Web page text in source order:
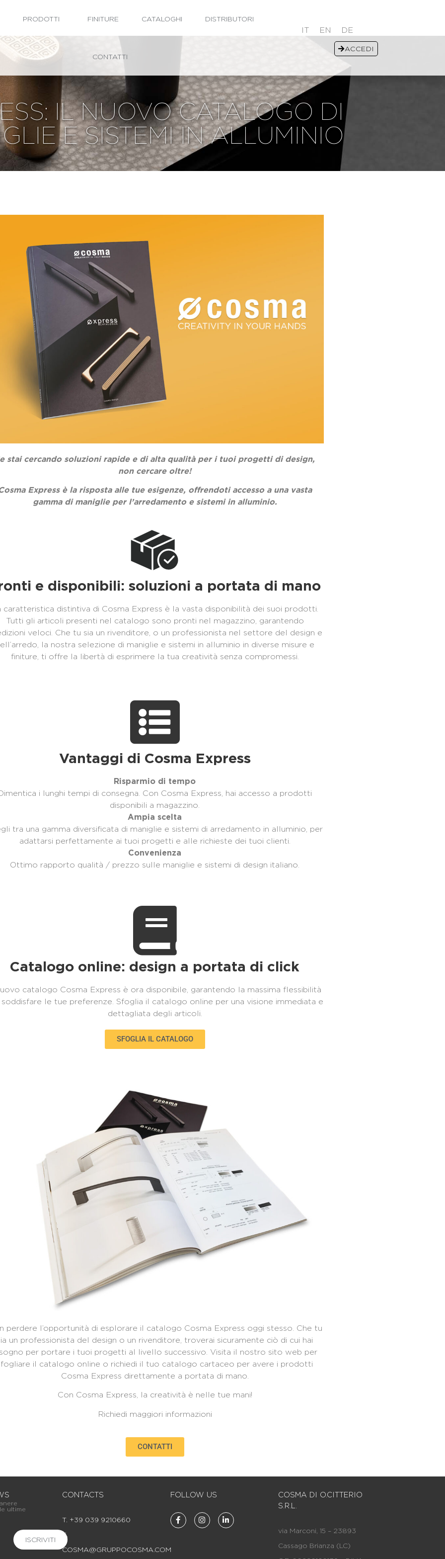
PRODOTTI FINITURE CATALOGHI DISTRIBUTORI
CONTATTI
IT EN DE
ACCEDI
IL NUOVO CATALOGO DI
E SISTEMI IN ALLUMINIO
stai cercando soluzioni rapide e di alta qualità per i tuoi progetti di design,
non cercare oltre!
Express è la risposta alle tue esigenze, offrendoti accesso a una vasta
gamma di maniglie per l’arredamento e sistemi in alluminio.
e disponibili: soluzioni a portata di mano
caratteristica distintiva di Cosma Express è la vasta disponibilità dei suoi prodotti.
Tutti gli articoli presenti nel catalogo sono pronti nel magazzino, garantendo
veloci. Che tu sia un rivenditore, o un professionista nel settore del design e
la nostra selezione di maniglie e sistemi in alluminio in diverse misure e
finiture, ti offre la libertà di esprimere la tua creatività senza compromessi.
Vantaggi di Cosma Express
Risparmio di tempo
i lunghi tempi di consegna. Con Cosma Express, hai accesso a prodotti
disponibili a magazzino.
Ampia scelta
tra una gamma diversificata di maniglie e sistemi di arredamento in alluminio, per
adattarsi perfettamente ai tuoi progetti e alle richieste dei tuoi clienti.
Convenienza
Ottimo rapporto qualità / prezzo sulle maniglie e sistemi di design italiano.
Catalogo online: design a portata di click
catalogo Cosma Express è ora disponibile, garantendo la massima flessibilità
le tue preferenze. Sfoglia il catalogo online per una visione immediata e
dettagliata degli articoli.
SFOGLIA IL CATALOGO
perdere l’opportunità di esplorare il catalogo Cosma Express oggi stesso. Che tu
un professionista del design o un rivenditore, troverai sicuramente ciò di cui hai
per portare i tuoi progetti al livello successivo. Visita il nostro sito web per
il catalogo online o richiedi il tuo catalogo cartaceo per avere i prodotti
Cosma Express direttamente a portata di mano.
Con Cosma Express, la creatività è nelle tue mani!
Richiedi maggiori informazioni
CONTATTI
ultime
ISCRIVITI
CONTACTS
T. +39 039 9210660
E.
COSMA@GRUPPOCOSMA.COM
FOLLOW US
COSMA DI O.CITTERIO
S.R.L.
via Marconi, 15 – 23893
Cassago Brianza (LC)